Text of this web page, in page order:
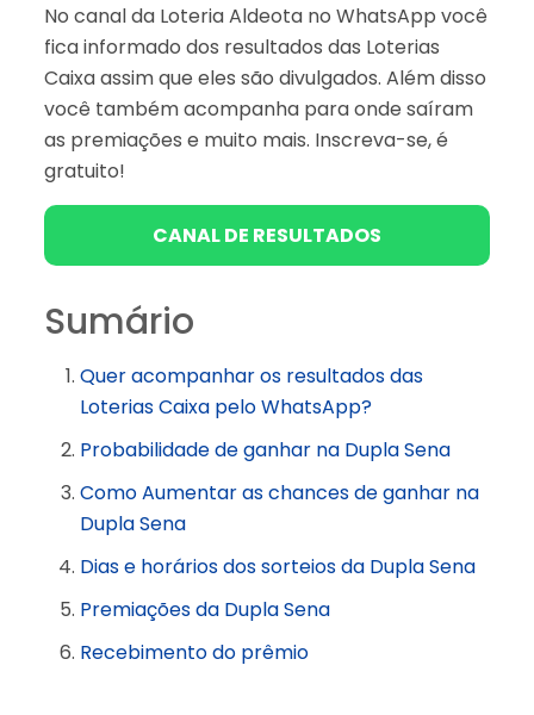
No canal da Loteria Aldeota no WhatsApp você
fica informado dos resultados das Loterias
Caixa assim que eles são divulgados. Além disso
você também acompanha para onde saíram
as premiações e muito mais. Inscreva-se, é
gratuito!
CANAL DE RESULTADOS
Sumário
Quer acompanhar os resultados das
Loterias Caixa pelo WhatsApp?
Probabilidade de ganhar na Dupla Sena
Como Aumentar as chances de ganhar na
Dupla Sena
Dias e horários dos sorteios da Dupla Sena
Premiações da Dupla Sena
Recebimento do prêmio